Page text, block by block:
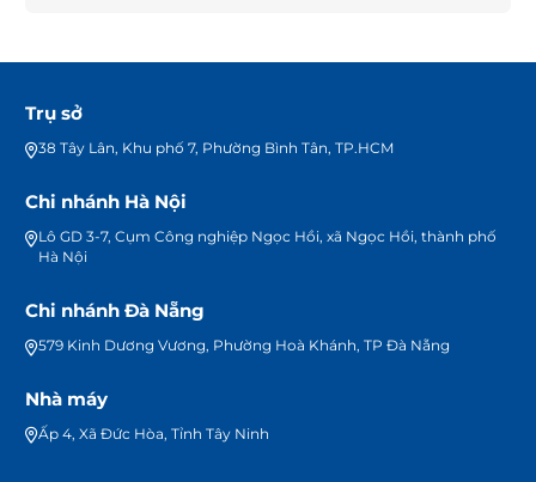
Trụ sở
38 Tây Lân, Khu phố 7, Phường Bình Tân, TP.HCM
Chi nhánh Hà Nội
Lô GD 3-7, Cụm Công nghiệp Ngọc Hồi, xã Ngọc Hồi, thành phố
Hà Nội
Chi nhánh Đà Nẵng
579 Kinh Dương Vương, Phường Hoà Khánh, TP Đà Nẵng
Nhà máy
Ấp 4, Xã Đức Hòa, Tỉnh Tây Ninh